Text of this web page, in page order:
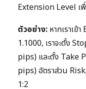
Extension Level เพื่
ตัวอย่าง: หากเราเข้
1.1000, เราจะตั้ง
pips) และตั้ง Take
pips) อัตราส่วน
1:2